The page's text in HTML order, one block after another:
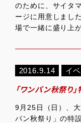
のために、サイタ
ージに用意しまし
場で一緒に盛り上
2016.9.14 イ
「ワンパン秋祭り
9月25日（日）、
パン秋祭り」の特